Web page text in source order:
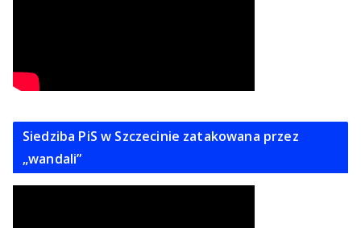
Siedziba PiS w Szczecinie zatakowana przez
„wandali”